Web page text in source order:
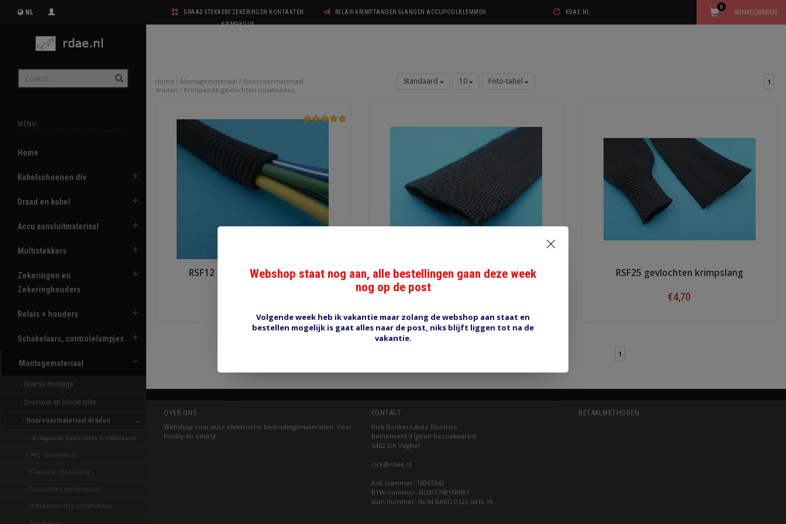
NL
DRAAD STEKKERS ZEKERINGEN KONTAKTEN
KRIMPKOUS
RELAIS KRIMPTANGEN SLANGEN ACCUPOOLKLEMMEN RDAE.NL WINKELWAGEN
0
MENU
Home
Kabelschoenen div
Draad en kabel
Accu aansluitmateriaal
Multistekkers
Zekeringen en
Zekeringhouders
Relais + houders
Schakelaars, controlelampjes
Montagemateriaal
- Diverse montage
- Doorvoer en blinde tules
- Doorvoermateriaal draden
- Krimpende gevlochten isolatiekous
- PVC isolatiekous
- Flexibele ribbelslang
- Gevlochten isolatiekous
- Hittebestendige isolatiekous
Home / Montagemateriaal / Doorvoermateriaal
draden / Krimpende gevlochten isolatiekous
Standaard 10 Foto-tabel 1
RSF12 gevlochten krimpslang
Shop now
RSF20 gevlochten krimpslang
Shop now
RSF25 gevlochten krimpslang
€4,70
1
OVER ONS
Webshop voor auto elektrische bedradingsmaterialen. Voor
hobby en bedrijf.
CONTACT
Rick Donkers Auto Electrics
Binnenveld 9 (geen bezoekadres)
5462 GK Veghel
rick@rdae.nl
KvK nummer: 16067342
BTW nummer: NL001768158B83
Iban nummer: NL44 RABO 0122 6410 19
BETAALMETHODEN
Webshop staat nog aan, alle bestellingen gaan deze week
nog op de post
Volgende week heb ik vakantie maar zolang de webshop aan staat en
bestellen mogelijk is gaat alles naar de post, niks blijft liggen tot na de
vakantie.